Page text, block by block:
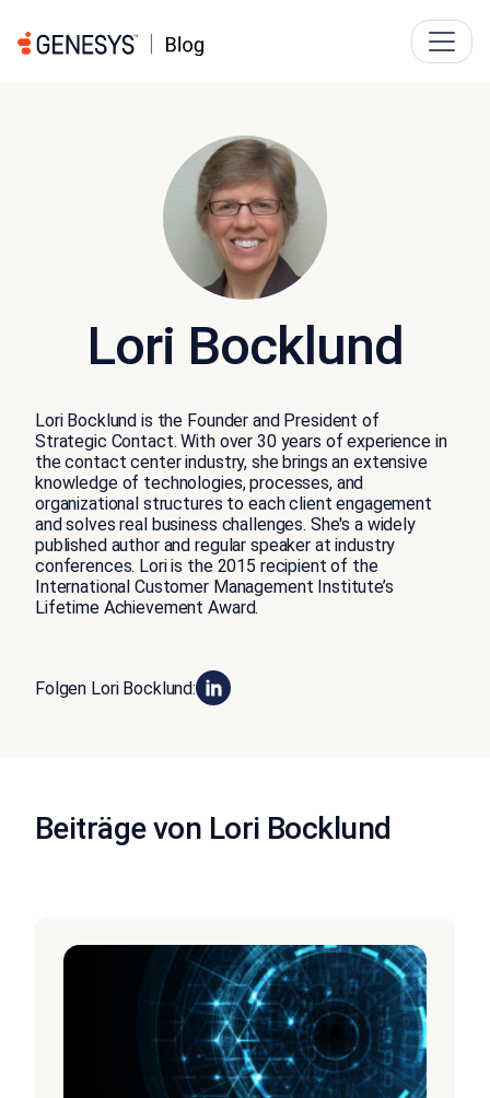
Lori Bocklund
Lori Bocklund is the Founder and President of
Strategic Contact. With over 30 years of experience in
the contact center industry, she brings an extensive
knowledge of technologies, processes, and
organizational structures to each client engagement
and solves real business challenges. She's a widely
published author and regular speaker at industry
conferences. Lori is the 2015 recipient of the
International Customer Management Institute’s
Lifetime Achievement Award.
Folgen Lori Bocklund:
Beiträge von Lori Bocklund